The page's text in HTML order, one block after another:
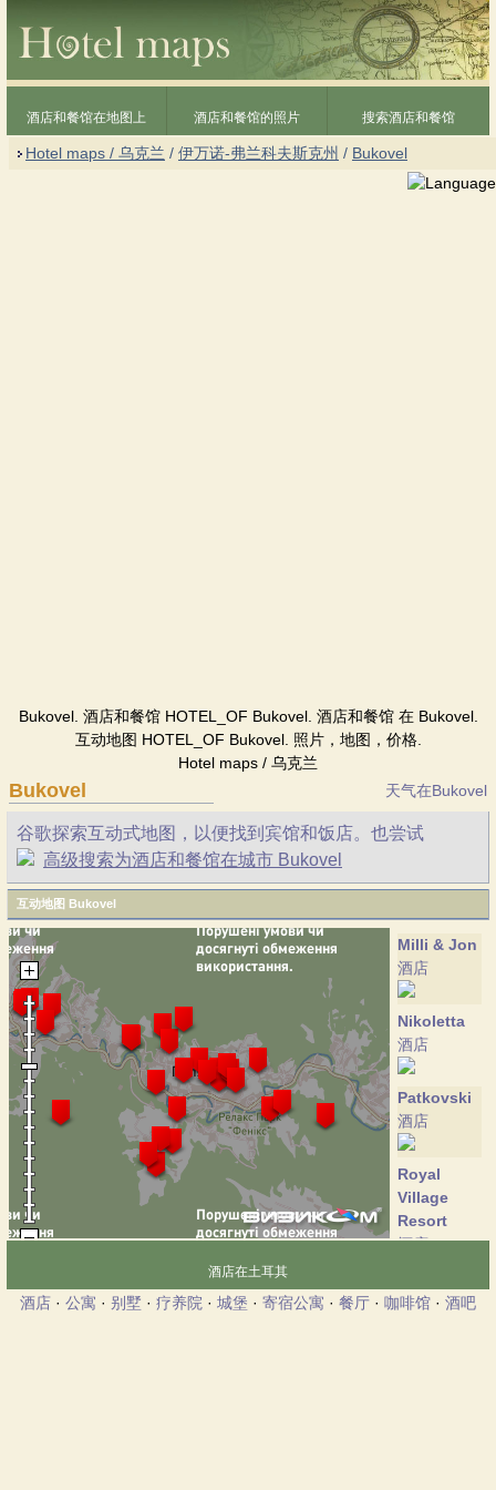
酒店和餐馆在地图上 酒店和餐馆的照片 搜索酒店和餐馆
Hotel maps / 乌克兰 / 伊万诺-弗兰科夫斯克州 / Bukovel
Bukovel. 酒店和餐馆 HOTEL_OF Bukovel. 酒店和餐馆 在 Bukovel.
互动地图 HOTEL_OF Bukovel. 照片，地图，价格.
Hotel maps / 乌克兰
Bukovel 天气在Bukovel
谷歌探索互动式地图，以便找到宾馆和饭店。也尝试
高级搜索为酒店和餐馆在城市 Bukovel
互动地图 Bukovel
Milli & Jon
酒店
Nikoletta
酒店
Patkovski
酒店
Royal
Village
Resort
酒店
Sky-hotel
酒店在土耳其
酒店 · 公寓 · 别墅 · 疗养院 · 城堡 · 寄宿公寓 · 餐厅 · 咖啡馆 · 酒吧